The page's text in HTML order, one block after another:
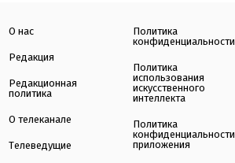
О нас
Редакция
Редакционная
политика
О телеканале
Телеведущие
Политика
конфиденциальности
Политика
использования
искусственного
интеллекта
Политика
конфиденциальности
приложения